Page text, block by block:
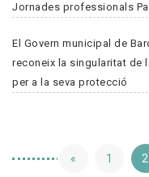
Jornades professionals
El Govern municipal de
reconeix la singularitat de
per a la seva protecció
« 1 2